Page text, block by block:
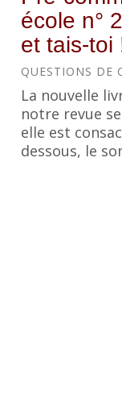
école n°
et tais-toi
QUESTIONS DE
La nouvelle
notre revue
elle est
dessous, le